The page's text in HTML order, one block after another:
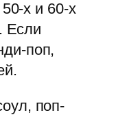
х и 60-х
Если
поп,
поп-